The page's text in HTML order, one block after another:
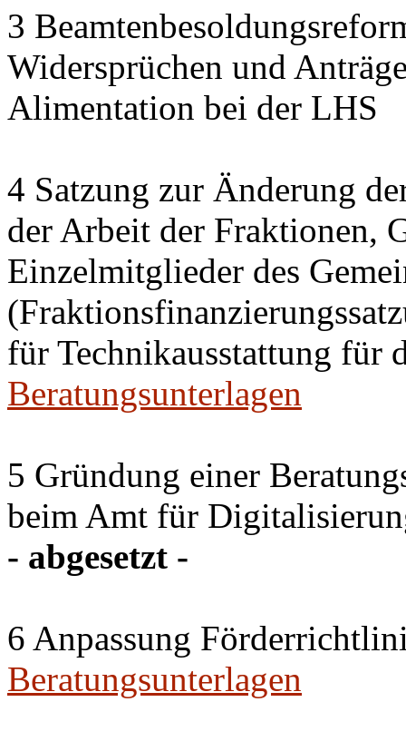
3
Widersprüchen und
Alimentation bei der LHS
4 Satzung zur Änderung
der Arbeit der Fraktionen,
Einzelmitglieder des
für Technikausstattung für
Beratungsunterlagen
5 Gründung einer
beim Amt für
- abgesetzt -
6 Anpassung
Beratungsunterlagen